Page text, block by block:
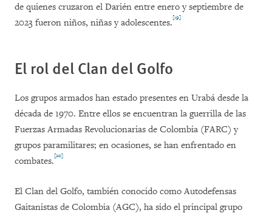
de quienes cruzaron el Darién entre enero y septiembre de
2023 fueron niños, niñas y adolescentes.[19]
El rol del Clan del Golfo
Los grupos armados han estado presentes en Urabá desde la
década de 1970. Entre ellos se encuentran la guerrilla de las
Fuerzas Armadas Revolucionarias de Colombia (FARC) y
grupos paramilitares; en ocasiones, se han enfrentado en
combates.[20]
El Clan del Golfo, también conocido como Autodefensas
Gaitanistas de Colombia (AGC), ha sido el principal grupo